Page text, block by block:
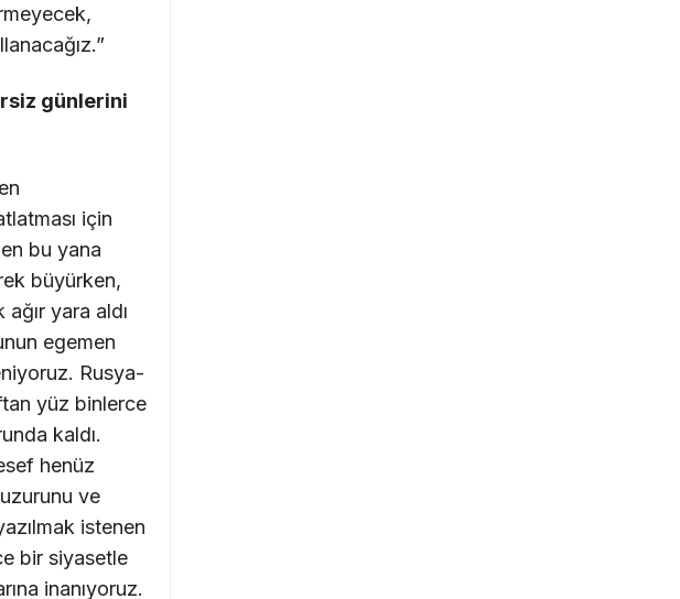
günlerini
için
bu yana
büyürken,
yara aldı
egemen
Rusya-
yüz binlerce
kaldı.
henüz
ve
istenen
bir siyasetle
inanıyoruz.